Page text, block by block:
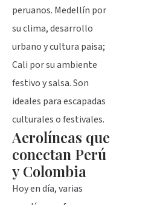
peruanos. Medellín por
su clima, desarrollo
urbano y cultura paisa;
Cali por su ambiente
festivo y salsa. Son
ideales para escapadas
culturales o festivales.
Aerolíneas que
conectan Perú
y Colombia
Hoy en día, varias